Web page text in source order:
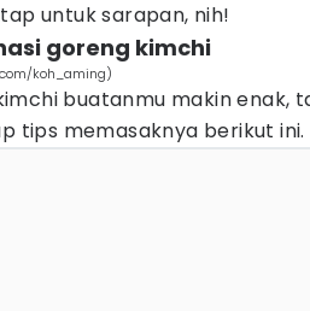
untuk sarapan, nih!
goreng kimchi
koh_aming)
buatanmu makin enak,
tips memasaknya berikut ini.